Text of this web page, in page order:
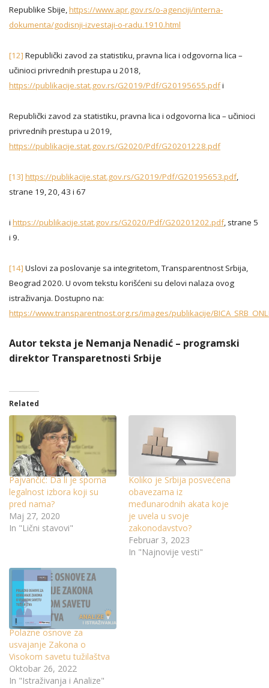
Republike Sbije, https://www.apr.gov.rs/o-agenciji/interna-
dokumenta/godisnji-izvestaji-o-radu.1910.html
[12] Republički zavod za statistiku, pravna lica i odgovorna lica –
učinioci privrednih prestupa u 2018,
https://publikacije.stat.gov.rs/G2019/Pdf/G20195655.pdfi
Republički zavod za statistiku, pravna lica i odgovorna lica – učinioci
privrednih prestupa u 2019,
https://publikacije.stat.gov.rs/G2020/Pdf/G20201228.pdf
[13] https://publikacije.stat.gov.rs/G2019/Pdf/G20195653.pdf,
strane 19, 20, 43 i 67
i https://publikacije.stat.gov.rs/G2020/Pdf/G20201202.pdf, strane 5
i 9.
[14] Uslovi za poslovanje sa integritetom, Transparentnost Srbija,
Beograd 2020. U ovom tekstu korišćeni su delovi nalaza ovog
istraživanja. Dostupno na:
https://www.transparentnost.org.rs/images/publikacije/
Autor teksta je Nemanja Nenadić – programski
direktor Transparetnosti Srbije
Related
Pajvančić: Da li je sporna
legalnost izbora koji su
pred nama?
Maj 27, 2020
In "Lični stavovi"
Koliko je Srbija posvećena
obavezama iz
međunarodnih akata koje
je uvela u svoje
zakonodavstvo?
Februar 3, 2023
In "Najnovije vesti"
Polazne osnove za
usvajanje Zakona o
Visokom savetu tužilaštva
Oktobar 26, 2022
In "Istraživanja i Analize"